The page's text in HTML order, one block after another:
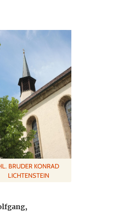
BRUDER KONRAD
LICHTENSTEIN